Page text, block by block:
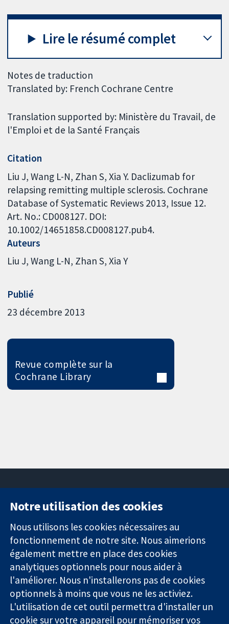
Lire le résumé complet
Notes de traduction
Translated by: French Cochrane Centre
Translation supported by: Ministère du Travail, de
l'Emploi et de la Santé Français
Citation
Liu J, Wang L-N, Zhan S, Xia Y. Daclizumab for
relapsing remitting multiple sclerosis. Cochrane
Database of Systematic Reviews 2013, Issue 12.
Art. No.: CD008127. DOI:
10.1002/14651858.CD008127.pub4.
Auteurs
Liu J Wang L-N Zhan S Xia Y
Publié
23 décembre 2013
Revue complète sur la
Cochrane Library
Des données
probantes.
Des décisions
éclairées.
Une meilleure
santé.
11-13 Cavendish
Square
Londres
W1G0AN
Royaume-Uni
nous
Actualités
Service de
presse
Qui sommes-
nous
Offres
d'emploi
Notre utilisation des cookies
Nous utilisons les cookies nécessaires au
fonctionnement de notre site. Nous aimerions
également mettre en place des cookies
analytiques optionnels pour nous aider à
l'améliorer. Nous n'installerons pas de cookies
optionnels à moins que vous ne les activiez.
L'utilisation de cet outil permettra d'installer un
cookie sur votre appareil pour mémoriser vos